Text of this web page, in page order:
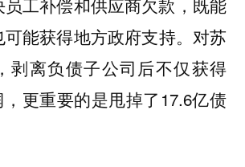
工补偿和供应商欠款‌，既能
能获得地方政府支持。对苏
剥离负债子公司后不仅获得
更重要的是甩掉了17.6亿债